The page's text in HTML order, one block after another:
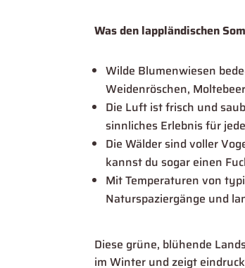
Was den lappländischen
Wilde Blumenwiesen
Weidenröschen,
Die Luft ist frisch und
sinnliches Erlebnis für
Die Wälder sind voller
kannst du sogar einen
Mit Temperaturen von
Naturspaziergänge und
Diese grüne, blühende
im Winter und zeigt